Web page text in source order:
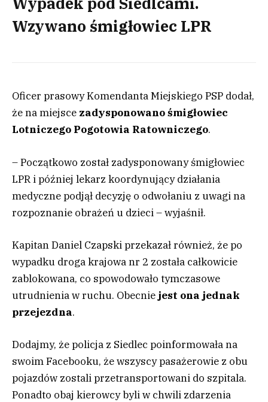
Wzywano śmigłowiec LPR
Oficer prasowy Komendanta Miejskiego PSP dodał,
że na miejsce zadysponowano śmigłowiec
Lotniczego Pogotowia Ratowniczego.
– Początkowo został zadysponowany śmigłowiec
LPR i później lekarz koordynujący działania
medyczne podjął decyzję o odwołaniu z uwagi na
rozpoznanie obrażeń u dzieci – wyjaśnił.
Kapitan Daniel Czapski przekazał również, że po
wypadku droga krajowa nr 2 została całkowicie
zablokowana, co spowodowało tymczasowe
utrudnienia w ruchu. Obecnie jest ona jednak
przejezdna.
Dodajmy, że policja z Siedlec poinformowała na
swoim Facebooku, że wszyscy pasażerowie z obu
pojazdów zostali przetransportowani do szpitala.
Ponadto obaj kierowcy byli w chwili zdarzenia